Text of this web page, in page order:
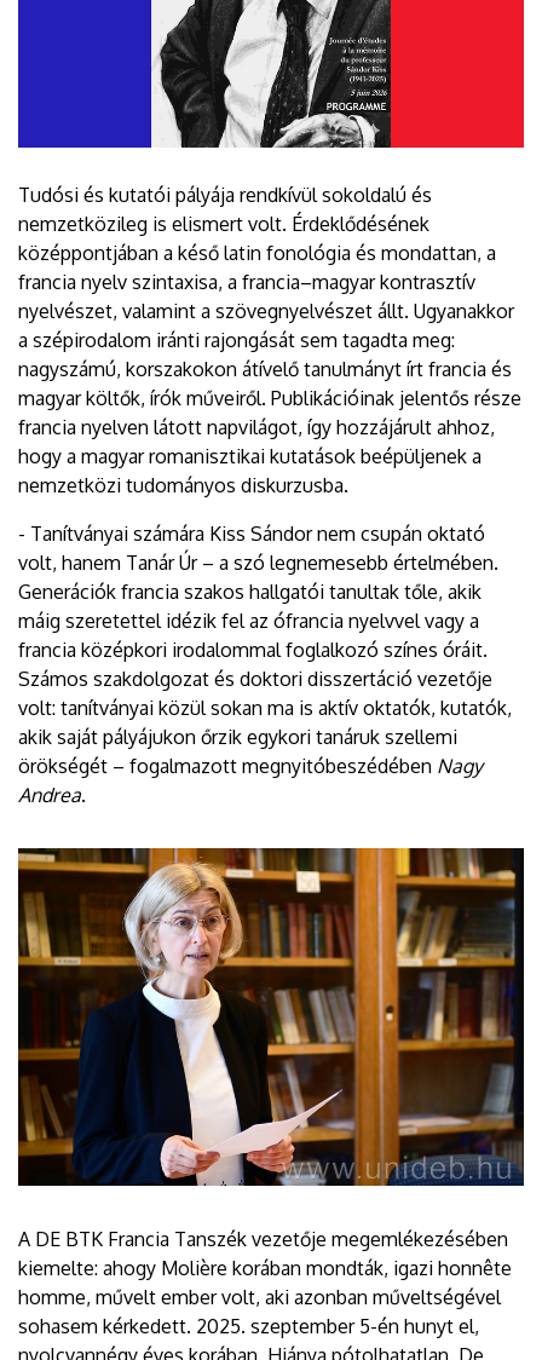
Tudósi és kutatói pályája rendkívül sokoldalú és
nemzetközileg is elismert volt. Érdeklődésének
középpontjában a késő latin fonológia és mondattan, a
francia nyelv szintaxisa, a francia–magyar kontrasztív
nyelvészet, valamint a szövegnyelvészet állt. Ugyanakkor
a szépirodalom iránti rajongását sem tagadta meg:
nagyszámú, korszakokon átívelő tanulmányt írt francia és
magyar költők, írók műveiről. Publikációinak jelentős része
francia nyelven látott napvilágot, így hozzájárult ahhoz,
hogy a magyar romanisztikai kutatások beépüljenek a
nemzetközi tudományos diskurzusba.
- Tanítványai számára Kiss Sándor nem csupán oktató
volt, hanem Tanár Úr – a szó legnemesebb értelmében.
Generációk francia szakos hallgatói tanultak tőle, akik
máig szeretettel idézik fel az ófrancia nyelvvel vagy a
francia középkori irodalommal foglalkozó színes óráit.
Számos szakdolgozat és doktori disszertáció vezetője
volt: tanítványai közül sokan ma is aktív oktatók, kutatók,
akik saját pályájukon őrzik egykori tanáruk szellemi
örökségét – fogalmazott megnyitóbeszédében Nagy
Andrea.
A DE BTK Francia Tanszék vezetője megemlékezésében
kiemelte: ahogy Molière korában mondták, igazi honnête
homme, művelt ember volt, aki azonban műveltségével
sohasem kérkedett. 2025. szeptember 5-én hunyt el,
nyolcvannégy éves korában. Hiánya pótolhatatlan. De